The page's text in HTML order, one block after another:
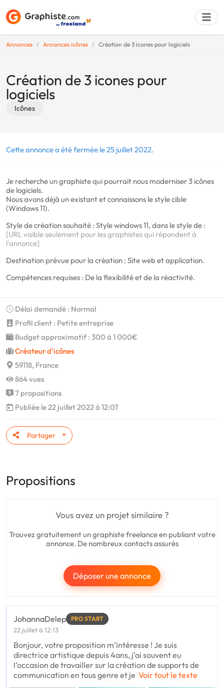
Annonces Annonces icônes Création de 3 icones pour logiciels
Création de 3 icones pour
logiciels
Icônes
Cette annonce a été fermée le 25 juillet 2022.
Je recherche un graphiste qui pourrait nous moderniser 3 icônes
de logiciels.
Nous avons déjà un existant et connaissons le style cible
(Windows 11).
Style de création souhaité : Style windows 11, dans le style de :
[URL visible seulement pour les graphistes qui répondent à
l'annonce]
Destination prévue pour la création : Site web et application.
Compétences requises : De la flexibilité et de la réactivité.
Délai demandé : Normal
Profil client : Petite entreprise
Budget approximatif : 300 à 1 000€
Créateur d'icônes
59118, France
864 vues
7 propositions
Publiée le 22 juillet 2022 à 12:07
Partager
Propositions
Vous avez un projet similaire ?
Trouvez gratuitement un graphiste freelance en publiant votre
annonce. De nombreux contacts assurés
Déposer une annonce
JohannaDelep PRO START
22 juillet à 12:13
Bonjour, votre proposition m’intéresse ! Je suis
directrice artistique depuis 4ans, j’ai souvent eu
l’occasion de travailler sur la création de supports de
communication en tous genre et je Voir tout le texte